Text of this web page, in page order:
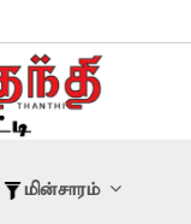
மின்சாரம்